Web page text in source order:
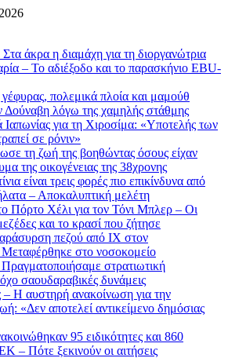
άκρα η διαμάχη για τη διοργανώτρια
– Το αδιέξοδο και το παρασκήνιο EBU-
πολεμικά πλοία και μαμούθ
Δούναβη λόγω της χαμηλής στάθμης
για τη Χιροσίμα: «Υποτελής των
σε ρόνιν»
τη ζωή της βοηθώντας όσους είχαν
της οικογένειας της 38χρονης
είναι τρεις φορές πιο επικίνδυνα από
– Αποκαλυπτική μελέτη
Πόρτο Χέλι για τον Τόνι Μπλερ – Οι
και το κρασί που ζήτησε
πεζού από ΙΧ στον
στο νοσοκομείο
στρατιωτική
σαουδαραβικές δυνάμεις
– Η αυστηρή ανακοίνωση για την
«Δεν αποτελεί αντικείμενο δημόσιας
95 ειδικότητες και 860
– Πότε ξεκινούν οι αιτήσεις